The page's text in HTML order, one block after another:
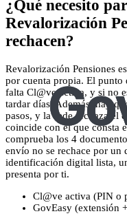
¿Qué necesito
Revalorización
rechacen?
Revalorización Pensiones
por cuenta propia. El punto
falta Cl@ve activa, y si no
tardar días. Además, hay
pasos, y la sede rechaza el
coincide con el que consta
comprueba los 4
envío no se rechace por un
identificación digital lista,
presenta por ti.
Cl@ve activa (PIN o
GovEasy (extensión